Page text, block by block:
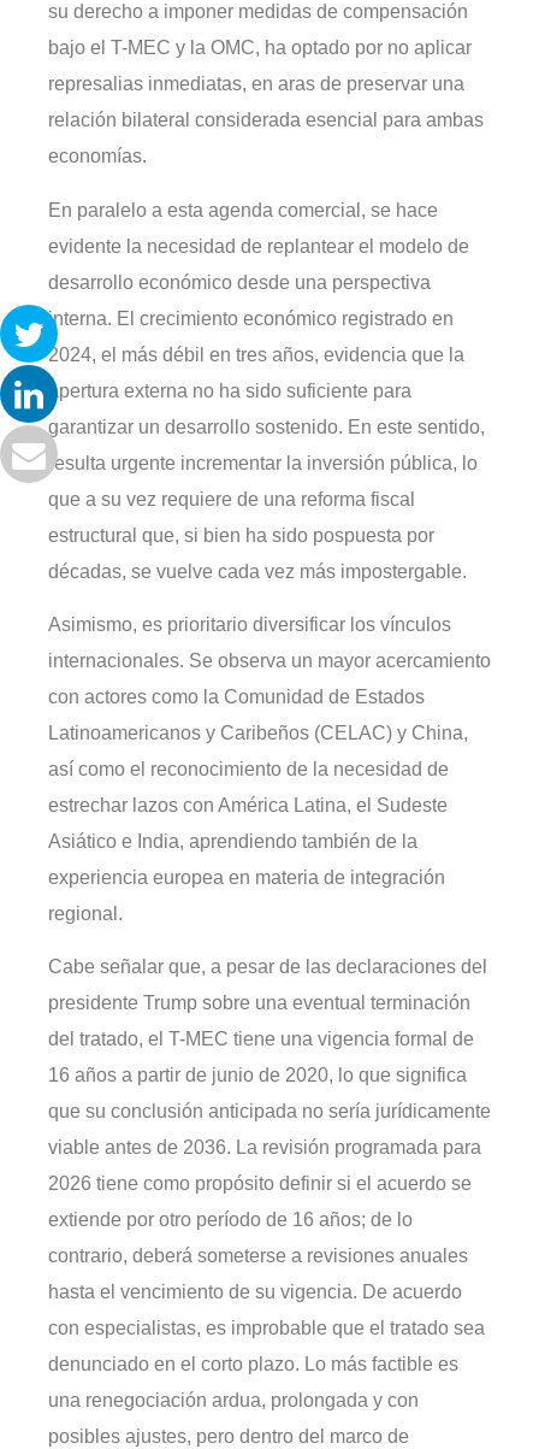
su derecho a imponer medidas de compensación
bajo el T-MEC y la OMC, ha optado por no aplicar
represalias inmediatas, en aras de preservar una
relación bilateral considerada esencial para ambas
economías.
En paralelo a esta agenda comercial, se hace
evidente la necesidad de replantear el modelo de
desarrollo económico desde una perspectiva
interna. El crecimiento económico registrado en
2024, el más débil en tres años, evidencia que la
apertura externa no ha sido suficiente para
garantizar un desarrollo sostenido. En este sentido,
resulta urgente incrementar la inversión pública, lo
que a su vez requiere de una reforma fiscal
estructural que, si bien ha sido pospuesta por
décadas, se vuelve cada vez más impostergable.
Asimismo, es prioritario diversificar los vínculos
internacionales. Se observa un mayor acercamiento
con actores como la Comunidad de Estados
Latinoamericanos y Caribeños (CELAC) y China,
así como el reconocimiento de la necesidad de
estrechar lazos con América Latina, el Sudeste
Asiático e India, aprendiendo también de la
experiencia europea en materia de integración
regional.
Cabe señalar que, a pesar de las declaraciones del
presidente Trump sobre una eventual terminación
del tratado, el T-MEC tiene una vigencia formal de
16 años a partir de junio de 2020, lo que significa
que su conclusión anticipada no sería jurídicamente
viable antes de 2036. La revisión programada para
2026 tiene como propósito definir si el acuerdo se
extiende por otro período de 16 años; de lo
contrario, deberá someterse a revisiones anuales
hasta el vencimiento de su vigencia. De acuerdo
con especialistas, es improbable que el tratado sea
denunciado en el corto plazo. Lo más factible es
una renegociación ardua, prolongada y con
posibles ajustes, pero dentro del marco de